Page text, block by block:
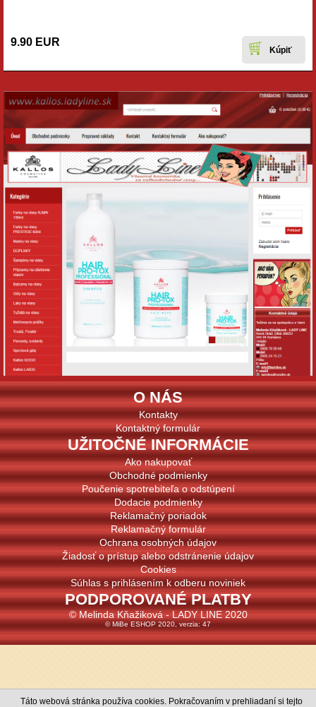
9.90 EUR
O NÁS
Kontakty
Kontaktný formulár
UŽITOČNÉ INFORMÁCIE
Ako nakupovať
Obchodné podmienky
Poučenie spotrebiteľa o odstúpení
Dodacie podmienky
Reklamačný poriadok
Reklamačný formulár
Ochrana osobných údajov
Žiadosť o prístup alebo odstránenie údajov
Cookies
Súhlas s prihlásením k odberu noviniek
PODPOROVANÉ PLATBY
© Melinda Kňažiková - LADY LINE 2020
© MiBe ESHOP 2020, verzia: 47
Táto webová stránka používa cookies. Pokračovaním v prehliadaní si tejto